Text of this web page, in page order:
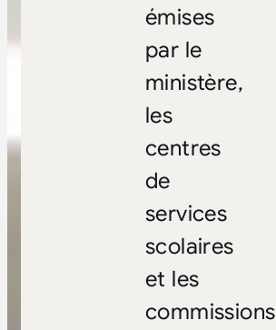
émises
par le
ministère,
les
centres
de
services
scolaires
et les
commissions